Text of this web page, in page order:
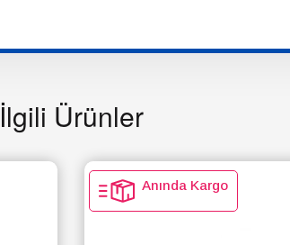
İlgili Ürünler
Anında Kargo